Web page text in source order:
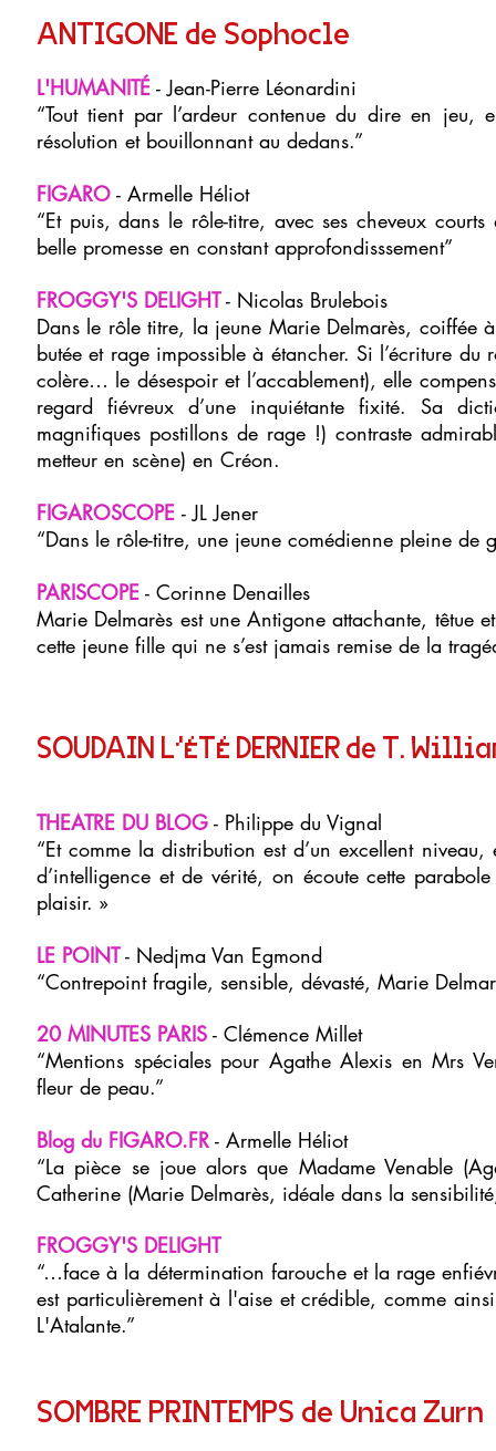
ANTIGONE de Sophocle
L'HUMANITÉ - Jean-Pierre Léonardini
“Tout tient par l’ardeur contenue du dire en
résolution et bouillonnant au dedans.”
FIGARO - Armelle Héliot
“Et puis, dans le rôle-titre, avec ses cheveux
belle promesse en constant approfondisssement”
FROGGY'S DELIGHT- Nicolas Brulebois
Dans le rôle titre, la jeune Marie Delmarès, coiffée
butée et rage impossible à étancher. Si l’écriture
colère… le désespoir et l’accablement), elle
regard fiévreux d’une inquiétante fixité. Sa
magnifiques postillons de rage !) contraste
metteur en scène) en Créon.
FIGAROSCOPE - JL Jener
“Dans le rôle-titre, une jeune comédienne pleine de
PARISCOPE - Corinne Denailles
Marie Delmarès est une Antigone attachante, têtue
cette jeune fille qui ne s’est jamais remise de la
SOUDAIN L’ÉTÉ DERNIER de T.
THEATRE DU BLOG - Philippe du Vignal
“Et comme la distribution est d’un excellent
d’intelligence et de vérité, on écoute cette
plaisir. »
LE POINT- Nedjma Van Egmond
“Contrepoint fragile, sensible, dévasté, Marie
20 MINUTES PARIS - Clémence Millet
“Mentions spéciales pour Agathe Alexis en Mrs
fleur de peau.”
Blog du FIGARO.FR - Armelle Héliot
“La pièce se joue alors que Madame Venable
Catherine (Marie Delmarès, idéale dans la
FROGGY'S DELIGHT
“…face à la détermination farouche et la rage
est particulièrement à l'aise et crédible, comme
L'Atalante.”
SOMBRE PRINTEMPS de Unica Zurn